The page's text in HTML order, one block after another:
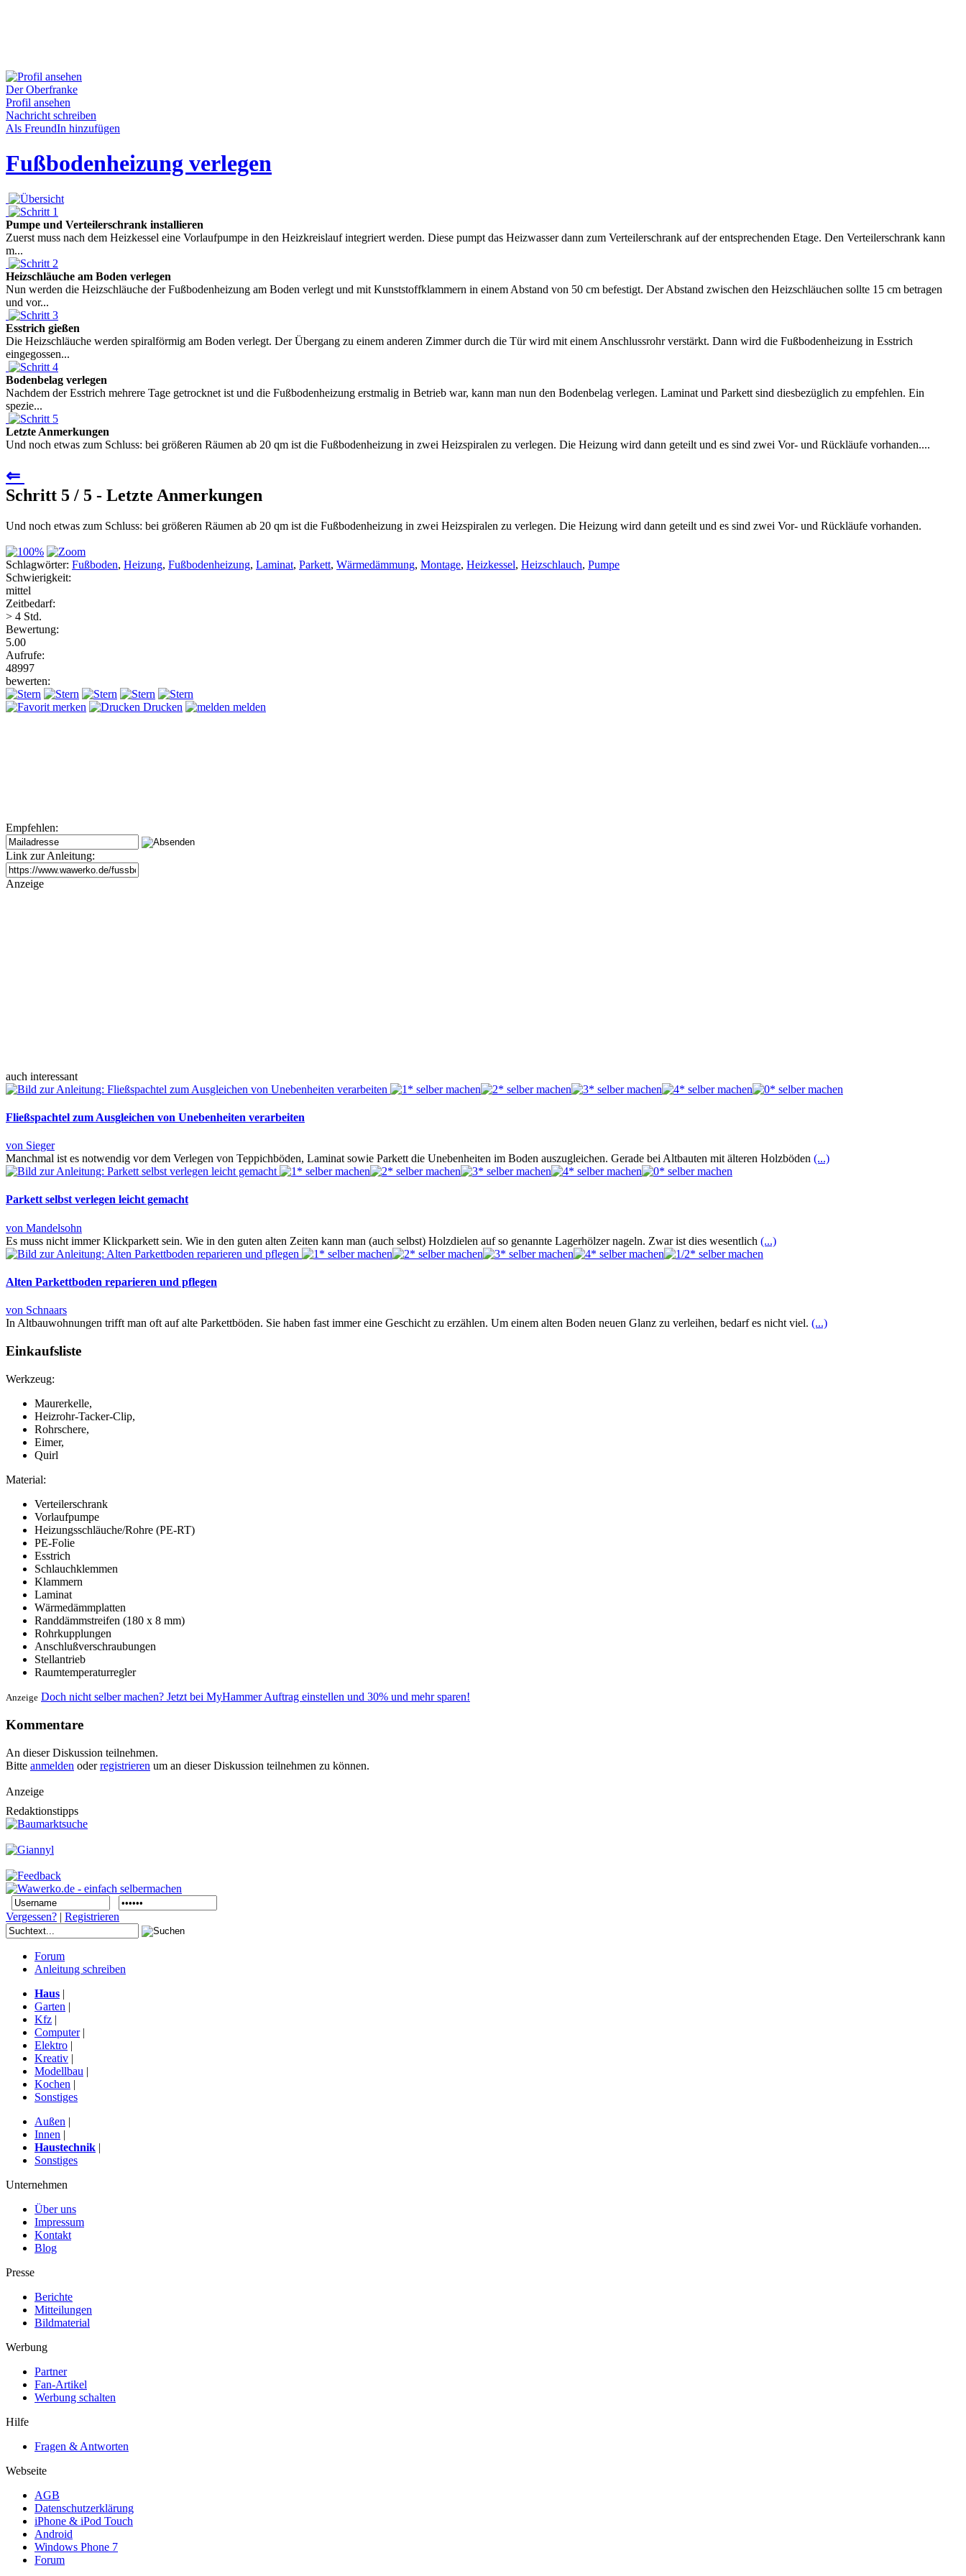
Der Oberfranke
Profil ansehen
Nachricht schreiben
Als FreundIn hinzufügen
Fußbodenheizung verlegen
Pumpe und Verteilerschrank installieren
Zuerst muss nach dem Heizkessel eine Vorlaufpumpe in den Heizkreislauf integriert werden. Diese pumpt das Heizwasser dann zum Verteilerschrank auf der entsprechenden Etage. Den Verteilerschrank kann
m...
Heizschläuche am Boden verlegen
Nun werden die Heizschläuche der Fußbodenheizung am Boden verlegt und mit Kunststoffklammern in einem Abstand von 50 cm befestigt. Der Abstand zwischen den Heizschläuchen sollte 15 cm betragen
und vor...
Esstrich gießen
Die Heizschläuche werden spiralförmig am Boden verlegt. Der Übergang zu einem anderen Zimmer durch die Tür wird mit einem Anschlussrohr verstärkt. Dann wird die Fußbodenheizung in Esstrich
eingegossen...
Bodenbelag verlegen
Nachdem der Esstrich mehrere Tage getrocknet ist und die Fußbodenheizung erstmalig in Betrieb war, kann man nun den Bodenbelag verlegen. Laminat und Parkett sind diesbezüglich zu empfehlen. Ein
spezie...
Letzte Anmerkungen
Und noch etwas zum Schluss: bei größeren Räumen ab 20 qm ist die Fußbodenheizung in zwei Heizspiralen zu verlegen. Die Heizung wird dann geteilt und es sind zwei Vor- und Rückläufe vorhanden....
⇐
Schritt 5 / 5 - Letzte Anmerkungen
Und noch etwas zum Schluss: bei größeren Räumen ab 20 qm ist die Fußbodenheizung in zwei Heizspiralen zu verlegen. Die Heizung wird dann geteilt und es sind zwei Vor- und Rückläufe vorhanden.
Schlagwörter: Fußboden, Heizung, Fußbodenheizung, Laminat, Parkett, Wärmedämmung, Montage, Heizkessel, Heizschlauch, Pumpe
Schwierigkeit:
mittel
Zeitbedarf:
> 4 Std.
Bewertung:
5.00
Aufrufe:
48997
bewerten:
merken Drucken melden
Empfehlen:
Link zur Anleitung:
Anzeige
auch interessant
Fließspachtel zum Ausgleichen von Unebenheiten verarbeiten
von Sieger
Manchmal ist es notwendig vor dem Verlegen von Teppichböden, Laminat sowie Parkett die Unebenheiten im Boden auszugleichen. Gerade bei Altbauten mit älteren Holzböden (...)
Parkett selbst verlegen leicht gemacht
von Mandelsohn
Es muss nicht immer Klickparkett sein. Wie in den guten alten Zeiten kann man (auch selbst) Holzdielen auf so genannte Lagerhölzer nageln. Zwar ist dies wesentlich (...)
Alten Parkettboden reparieren und pflegen
von Schnaars
In Altbauwohnungen trifft man oft auf alte Parkettböden. Sie haben fast immer eine Geschicht zu erzählen. Um einem alten Boden neuen Glanz zu verleihen, bedarf es nicht viel. (...)
Einkaufsliste
Werkzeug:
Maurerkelle,
Heizrohr-Tacker-Clip,
Rohrschere,
Eimer,
Quirl
Material:
Verteilerschrank
Vorlaufpumpe
Heizungsschläuche/Rohre (PE-RT)
PE-Folie
Esstrich
Schlauchklemmen
Klammern
Laminat
Wärmedämmplatten
Randdämmstreifen (180 x 8 mm)
Rohrkupplungen
Anschlußverschraubungen
Stellantrieb
Raumtemperaturregler
Anzeige Doch nicht selber machen? Jetzt bei MyHammer Auftrag einstellen und 30% und mehr sparen!
Kommentare
An dieser Diskussion teilnehmen.
Bitte anmelden oderregistrieren um an dieser Diskussion teilnehmen zu können.
Anzeige
Redaktionstipps
Vergessen? | Registrieren
Forum
Anleitung schreiben
Haus |
Garten |
Kfz |
Computer|
Elektro |
Kreativ |
Modellbau |
Kochen |
Sonstiges
Außen |
Innen |
Haustechnik |
Sonstiges
Unternehmen
Über uns
Impressum
Kontakt
Blog
Presse
Berichte
Mitteilungen
Bildmaterial
Werbung
Partner
Fan-Artikel
Werbung schalten
Hilfe
Fragen & Antworten
Webseite
AGB
Datenschutzerklärung
iPhone & iPod Touch
Android
Windows Phone 7
Forum